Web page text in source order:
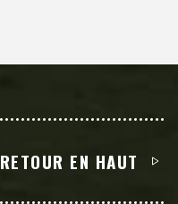
RETOUR EN HAUT